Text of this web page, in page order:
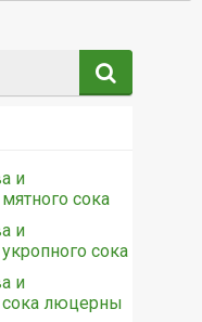
и
сока
и
сока
и
сока люцерны